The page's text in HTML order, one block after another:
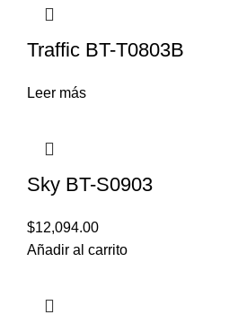
Traffic BT-T0803B
Leer más
Sky BT-S0903
$12,094.00
Añadir al carrito